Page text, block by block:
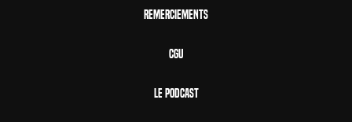
Remerciements
CGU
Le Podcast